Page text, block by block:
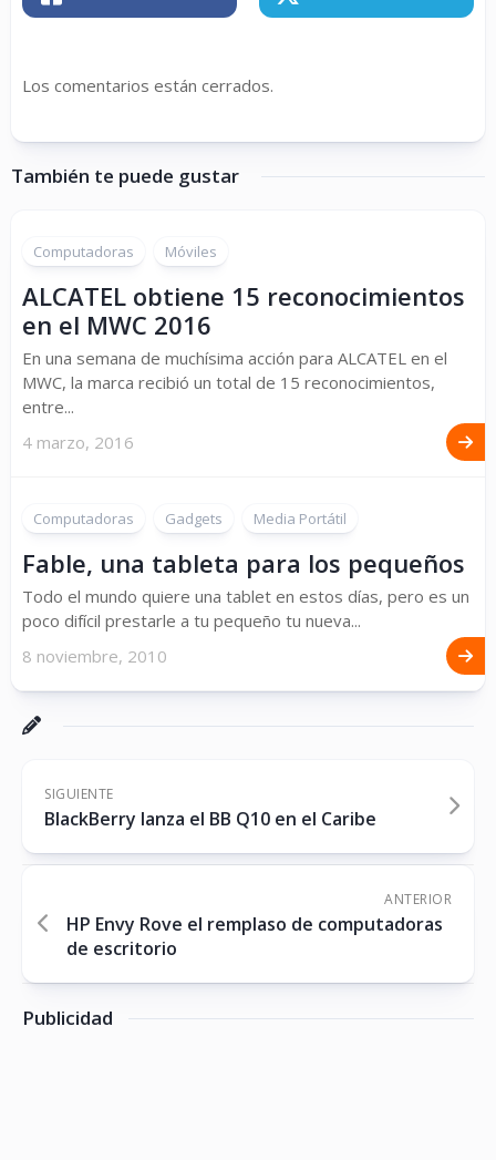
Los comentarios están cerrados.
También te puede gustar
Computadoras Móviles
ALCATEL obtiene 15 reconocimientos
en el MWC 2016
En una semana de muchísima acción para ALCATEL en el
MWC, la marca recibió un total de 15 reconocimientos,
entre...
4 marzo, 2016
Computadoras Gadgets Media Portátil
Fable, una tableta para los pequeños
Todo el mundo quiere una tablet en estos días, pero es un
poco difícil prestarle a tu pequeño tu nueva...
8 noviembre, 2010
SIGUIENTE
BlackBerry lanza el BB Q10 en el Caribe
ANTERIOR
HP Envy Rove el remplaso de computadoras
de escritorio
Publicidad